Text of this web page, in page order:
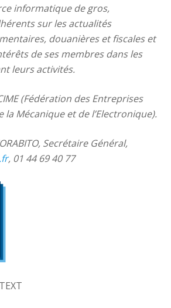
informatique de gros,
sur les actualités
douanières et fiscales et
de ses membres dans les
leurs activités.
IME (Fédération des Entreprises
Mécanique et de l’Electronique).
Secrétaire Général,
, 01 44 69 40 77